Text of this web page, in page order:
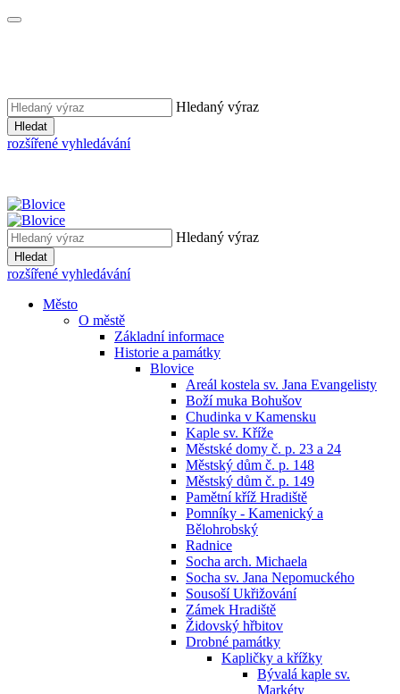
Hledaný výraz
Hledat
rozšířené vyhledávání
Hledaný výraz
Hledat
rozšířené vyhledávání
Město
O městě
Základní informace
Historie a památky
Blovice
Areál kostela sv. Jana Evangelisty
Boží muka Bohušov
Chudinka v Kamensku
Kaple sv. Kříže
Městské domy č. p. 23 a 24
Městský dům č. p. 148
Městský dům č. p. 149
Pamětní kříž Hradiště
Pomníky - Kamenický a
Bělohrobský
Radnice
Socha arch. Michaela
Socha sv. Jana Nepomuckého
Sousoší Ukřižování
Zámek Hradiště
Židovský hřbitov
Drobné památky
Kapličky a křížky
Bývalá kaple sv.
Markéty